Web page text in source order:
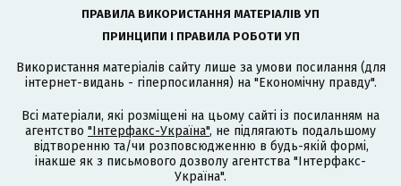
ПРАВИЛА ВИКОРИСТАННЯ МАТЕРІАЛІВ УП
ПРИНЦИПИ І ПРАВИЛА РОБОТИ УП
Використання матеріалів сайту лише за умови посилання (для
інтернет-видань - гіперпосилання) на "Економічну правду".
Всі матеріали, які розміщені на цьому сайті із посиланням на
агентство "Інтерфакс-Україна", не підлягають подальшому
відтворенню та/чи розповсюдженню в будь-якій формі,
інакше як з письмового дозволу агентства "Інтерфакс-
Україна".